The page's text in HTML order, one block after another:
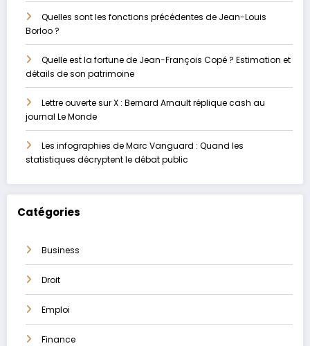
Quelles sont les fonctions précédentes de Jean-Louis
Borloo ?
Quelle est la fortune de Jean-François Copé ? Estimation et
détails de son patrimoine
Lettre ouverte sur X : Bernard Arnault réplique cash au
journal Le Monde
Les infographies de Marc Vanguard : Quand les
statistiques décryptent le débat public
Catégories
Business
Droit
Emploi
Finance